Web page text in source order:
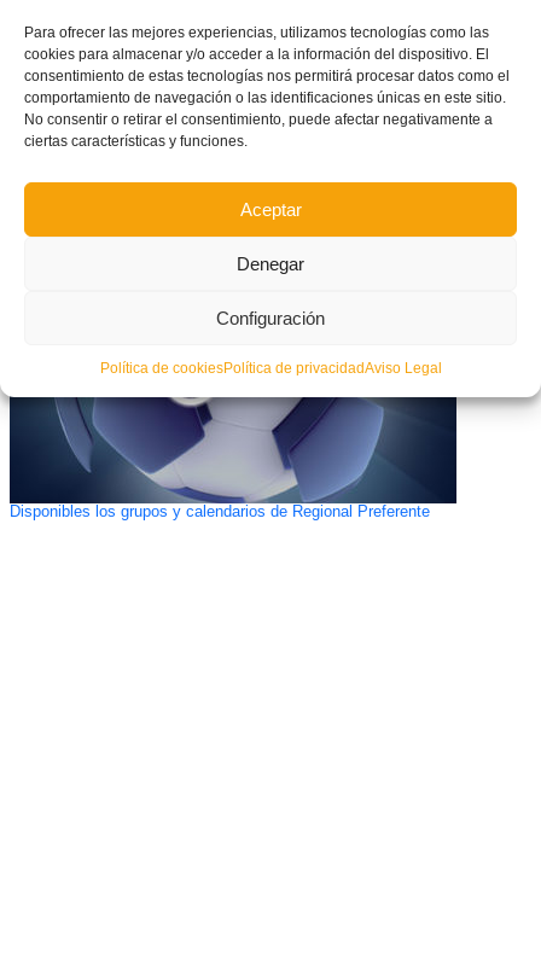
Para ofrecer las mejores experiencias, utilizamos tecnologías como las
cookies para almacenar y/o acceder a la información del dispositivo. El
consentimiento de estas tecnologías nos permitirá procesar datos como el
comportamiento de navegación o las identificaciones únicas en este sitio.
No consentir o retirar el consentimiento, puede afectar negativamente a
ciertas características y funciones.
Aceptar
Denegar
Configuración
Política de cookiesPolítica de privacidadAviso Legal
Disponibles los grupos y calendarios de Regional Preferente